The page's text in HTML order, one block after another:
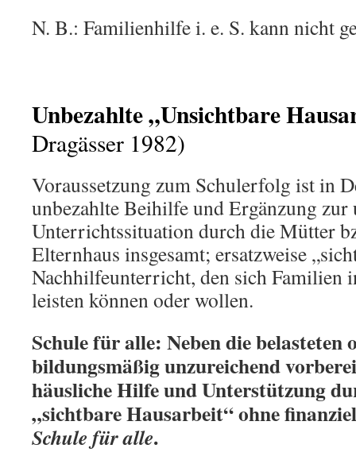
N. B.: Familienhilfe i. e. S. kann nicht
Unbezahlte „Unsichtbare
Dragässer 1982)
Voraussetzung zum Schulerfolg ist in
unbezahlte Beihilfe und Ergänzung zur
Unterrichtssituation durch die Mütter
Elternhaus insgesamt; ersatzweise
Nachhilfeunterricht, den sich Familien
leisten können oder wollen.
Schule für alle: Neben die belasteten
bildungsmäßig unzureichend
häusliche Hilfe und Unterstützung
„sichtbare Hausarbeit“ ohne
Schule für alle.